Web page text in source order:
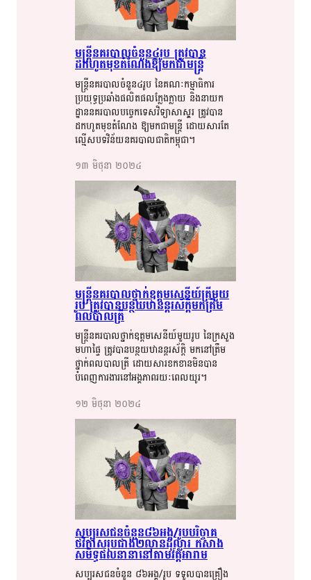
មន្រ្តី​​នគរបាល​​​ចំនួន៤​​​​​រូប​​​ ត្រូវ​​​​បាន​​​​
ដកហូត​​​​មុខតំណែង​​​​ឱ្យ​​​មក​​ជា​​មន្រ្តី​​
មន្រ្តី​​នគរបាល​​ចំនួន៤រូប​​ នៃ​​គណៈកម្មាធិការ​​
ប្រយុទ្ធ​​ប្រឆាំង​​ផលិតផល​​ក្លែងក្លាយ​​ និង​​​នាយក
ដ្ឋាន​​នគរបាល​​បច្ចេកទេស​​វិទ្យា​​សា​​ស្ដ្​​រ​​ ត្រូវ​​បាន​​
ដកហូត​​មុខតំណែង​​ ឱ្យ​​​មក​​ជា​​មន្រ្តី​​ ដោយសារតែ​​
ល្មើស​​បទ​​វិន័យ​​នគរបាល​​ជាតិ​​កម្ពុជា​​។​​
១៣​ មិថុនា​ ២០២៤​
មន្ត្រី​​​នគរបាល​​​ថ្នាក់​​​ឧត្តម​​​សេនីយ៍​​ត្រី​​​មួយ​​
រូប​​ ត្រូវ​​​​បាន​​​​​បន្ថយ​​​​ឋានន្តរស័ក្តិ​​​មក​​​ត្រឹម​​​
ពល​​​បាល​​ត្រី​​
មន្ត្រី​​នគរបាល​​​ថ្នាក់​​​ឧត្តម​​​សេនីយ៍​​មួយ​​រូប​​ ​នៃ​​ក្រសួង​​​
មហាផ្ទៃ​​​ ត្រូវ​​​បាន​​​បន្ថយ​​​ឋានន្តរ​​​ស័ក្តិ​​​ មក​​​នៅ​​ត្រឹម​​
ថ្នាក់​​​ពល​​​បាល​​​ត្រី​​​ ដោយ​​​​សារ​​​ខកខាន​​​មិនបាន​​​
បំពេញ​​​ការងារ​​នៅ​​​អង្គភាព​​​​រយៈ​​​ពេល​​យូរ​​​។​​
១២​ មិថុនា​ ២០២៤​
សប្បុរសជន​​​ចំនួន​​​៨៦​​​អង្គ​​/រូប​​​បរិច្ចាគ​​​
ថវិកា​​​សរុប​​​ជាង​​​២​​​លាន​​​ដុល្លារ​​​ ​កសាង​​
សមិទ្ធផល​​នានា​​​​នៅ​​តាម​​​វត្តអារាម​​​​
សប្បុរសជន​​ចំនួន​​ ៨៦អង្គ​​/រូប​​ ​ទទួល​​​បាន​​​គ្រឿង​​​